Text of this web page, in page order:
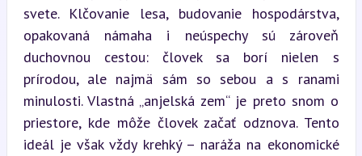
svete. Klčovanie lesa, budovanie hospodárstva,
opakovaná námaha i neúspechy sú zároveň
duchovnou cestou: človek sa borí nielen s
prírodou, ale najmä sám so sebou a s ranami
minulosti. Vlastná „anjelská zem“ je preto snom o
priestore, kde môže človek začať odznova. Tento
ideál je však vždy krehký – naráža na ekonomické